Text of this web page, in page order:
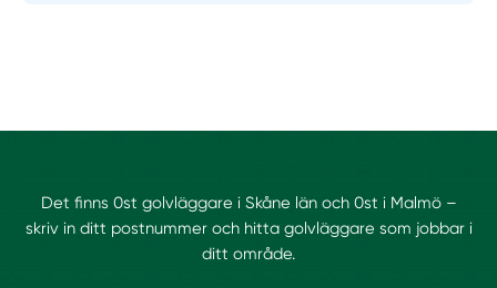
Det finns 0st golvläggare i Skåne län och 0st i Malmö –
skriv in ditt postnummer och hitta golvläggare som jobbar i
ditt område.